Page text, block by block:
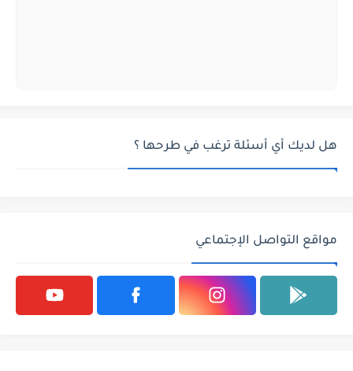
هل لديك أي أسئلة ترغب في طرحها ؟
مواقع التواصل الإجتماعي